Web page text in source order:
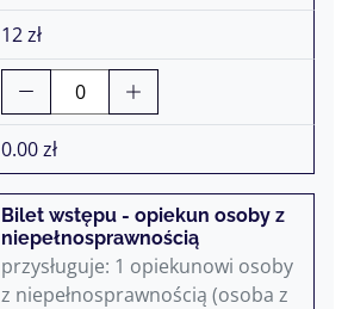
12 zł
0.00zł
Bilet wstępu - opiekun osoby z
niepełnosprawnością
przysługuje: 1 opiekunowi osoby
z niepełnosprawnością (osoba z